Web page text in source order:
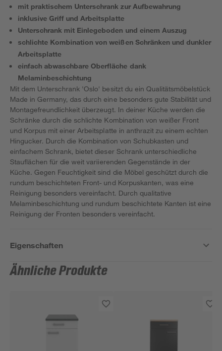
mit praktischem Unterschrank zur Aufbewahrung
inklusive Griff und Arbeitsplatte
Unterschrank mit Einlegeboden und einem Auszug
schlichte Kombination von weißen Schränken und dunkler
Arbeitsplatte
einfach abwaschbare Oberfläche dank
Melaminbeschichtung
Mit dem Unterschrank 'Oslo' besitzt du ein Qualitätsmöbelstück
Made in Germany, das durch eine besonders gute Stabilität und
Montagefreundlichkeit überzeugt. In deiner Küche werden die
Schränke durch die schlichte Kombination von weißer Front
und Korpus mit einer Arbeitsplatte in anthrazit zu einem echten
Hingucker. Durch die Kombination von Schubkasten und
einfachem Schrank, bietet dieser Schrank unterschiedliche
Stauflächen für die weit variierenden Gegenstände in der
Küche. Gegen Feuchtigkeit sind die Möbel geschützt durch die
rundum beschichteten Front- und Korpuskanten, was eine
Reinigung besonders vereinfacht. Durch qualitative
Melaminbeschichtung und rundum beschichtete Kanten ist eine
Reinigung der Fronten besonders vereinfacht.
Eigenschaften
Ähnliche Produkte